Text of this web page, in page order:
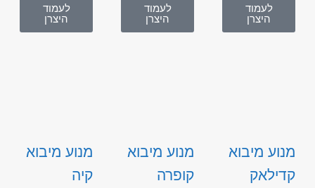
לעמוד
היצרן
לעמוד
היצרן
לעמוד
היצרן
מנוע מיבוא
קדילאק
מנוע מיבוא
קופרה
מנוע מיבוא
קיה